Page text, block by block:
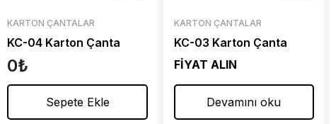
KARTON ÇANTALAR
KC-04 Karton Çanta
0₺
Sepete Ekle
KARTON ÇANTALAR
KC-03 Karton Çanta
FİYAT ALIN
Devamını oku